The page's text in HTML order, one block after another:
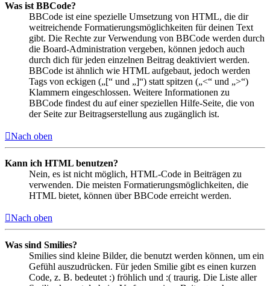
Was ist BBCode?
BBCode ist eine spezielle Umsetzung von HTML, die dir
weitreichende Formatierungsmöglichkeiten für deinen Text
gibt. Die Rechte zur Verwendung von BBCode werden durch
die Board-Administration vergeben, können jedoch auch
durch dich für jeden einzelnen Beitrag deaktiviert werden.
BBCode ist ähnlich wie HTML aufgebaut, jedoch werden
Tags von eckigen („[“ und „]“) statt spitzen („<“ und „>“)
Klammern eingeschlossen. Weitere Informationen zu
BBCode findest du auf einer speziellen Hilfe-Seite, die von
der Seite zur Beitragserstellung aus zugänglich ist.
Nach oben
Kann ich HTML benutzen?
Nein, es ist nicht möglich, HTML-Code in Beiträgen zu
verwenden. Die meisten Formatierungsmöglichkeiten, die
HTML bietet, können über BBCode erreicht werden.
Nach oben
Was sind Smilies?
Smilies sind kleine Bilder, die benutzt werden können, um ein
Gefühl auszudrücken. Für jeden Smilie gibt es einen kurzen
Code, z. B. bedeutet :) fröhlich und :( traurig. Die Liste aller